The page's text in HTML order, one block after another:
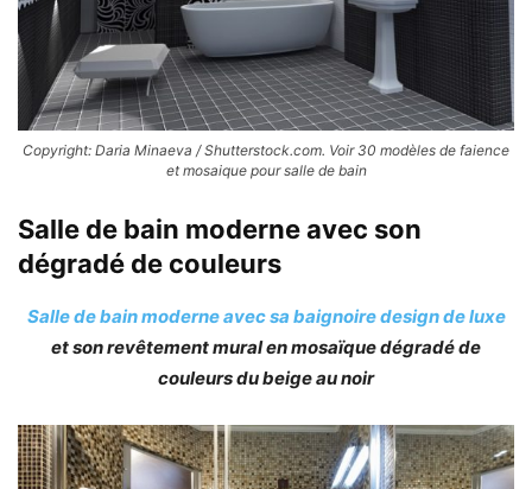
Copyright: Daria Minaeva / Shutterstock.com. Voir 30 modèles de faience
et mosaique pour salle de bain
Salle de bain moderne avec son
dégradé de couleurs
Salle de bain moderne avec sa baignoire design de luxe
et son revêtement mural en mosaïque dégradé de
couleurs du beige au noir